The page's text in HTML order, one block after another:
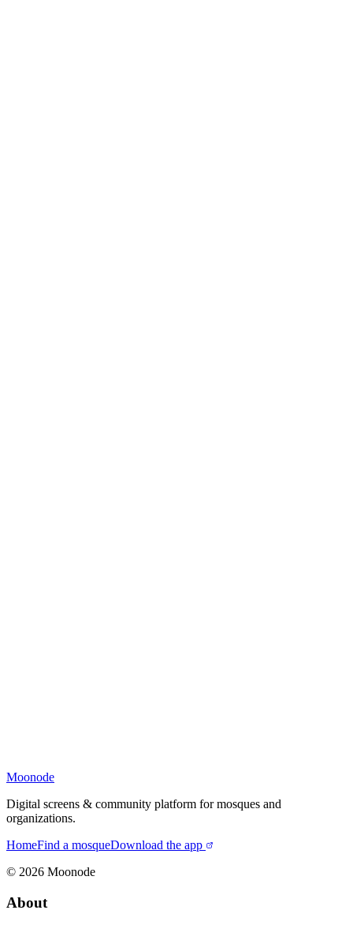
Moonode
Digital screens & community platform for mosques and
organizations.
HomeFind a mosqueDownload the app
© 2026 Moonode
About